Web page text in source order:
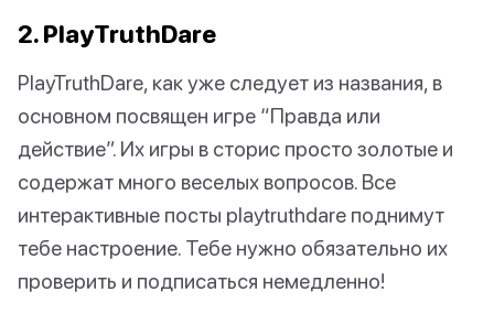
2. PlayTruthDare
PlayTruthDare, как уже следует из названия, в
основном посвящен игре “Правда или
действие”. Их игры в сторис просто золотые и
содержат много веселых вопросов. Все
интерактивные посты playtruthdare поднимут
тебе настроение. Тебе нужно обязательно их
проверить и подписаться немедленно!